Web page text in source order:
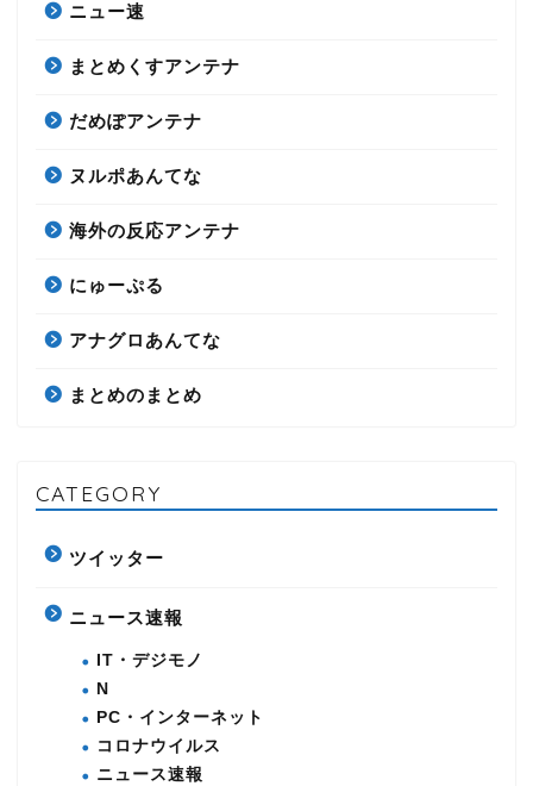
ニュー速
まとめくすアンテナ
だめぽアンテナ
ヌルポあんてな
海外の反応アンテナ
にゅーぷる
アナグロあんてな
まとめのまとめ
CATEGORY
ツイッター
ニュース速報
IT・デジモノ
N
PC・インターネット
コロナウイルス
ニュース速報